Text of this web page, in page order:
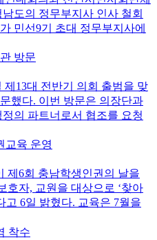
도의 정무부지사 인사 철회
민선9기 초대 정무부지사에
방문
13대 전반기 의회 출범을 맞
했다. 이번 방문은 의장단과
의 파트너로서 협조를 요청
교육 운영
제6회 충남학생인권의 날을
호자, 교원을 대상으로 ‘찾아
고 6일 밝혔다. 교육은 7월을
착수